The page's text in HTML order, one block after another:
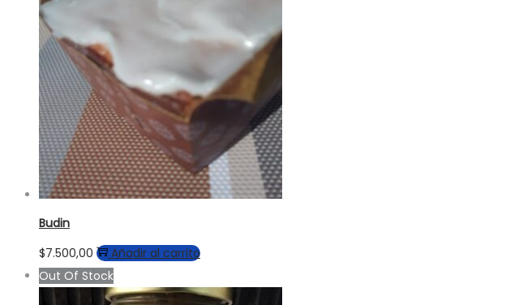
Budin
$7.500,00
Añadir al carrito
Out Of Stock